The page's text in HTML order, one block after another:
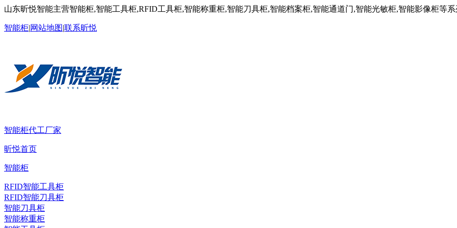
山东昕悦智能主营智能柜,智能工具柜,RFID工具柜,智能称重柜,智能刀具柜,智能档案柜,智能通道门,智能光敏柜,智能影像柜等
智能柜|网站地图|联系昕悦
智能柜代工厂家
昕悦首页
智能柜
RFID智能工具柜
RFID智能刀具柜
智能刀具柜
智能称重柜